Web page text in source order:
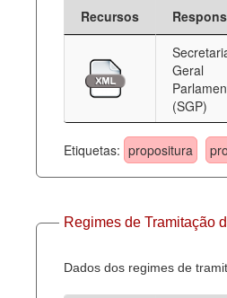
Recursos
Geral
(SGP)
Etiquetas: propositura
Regimes de Tramitação
Dados dos regimes de